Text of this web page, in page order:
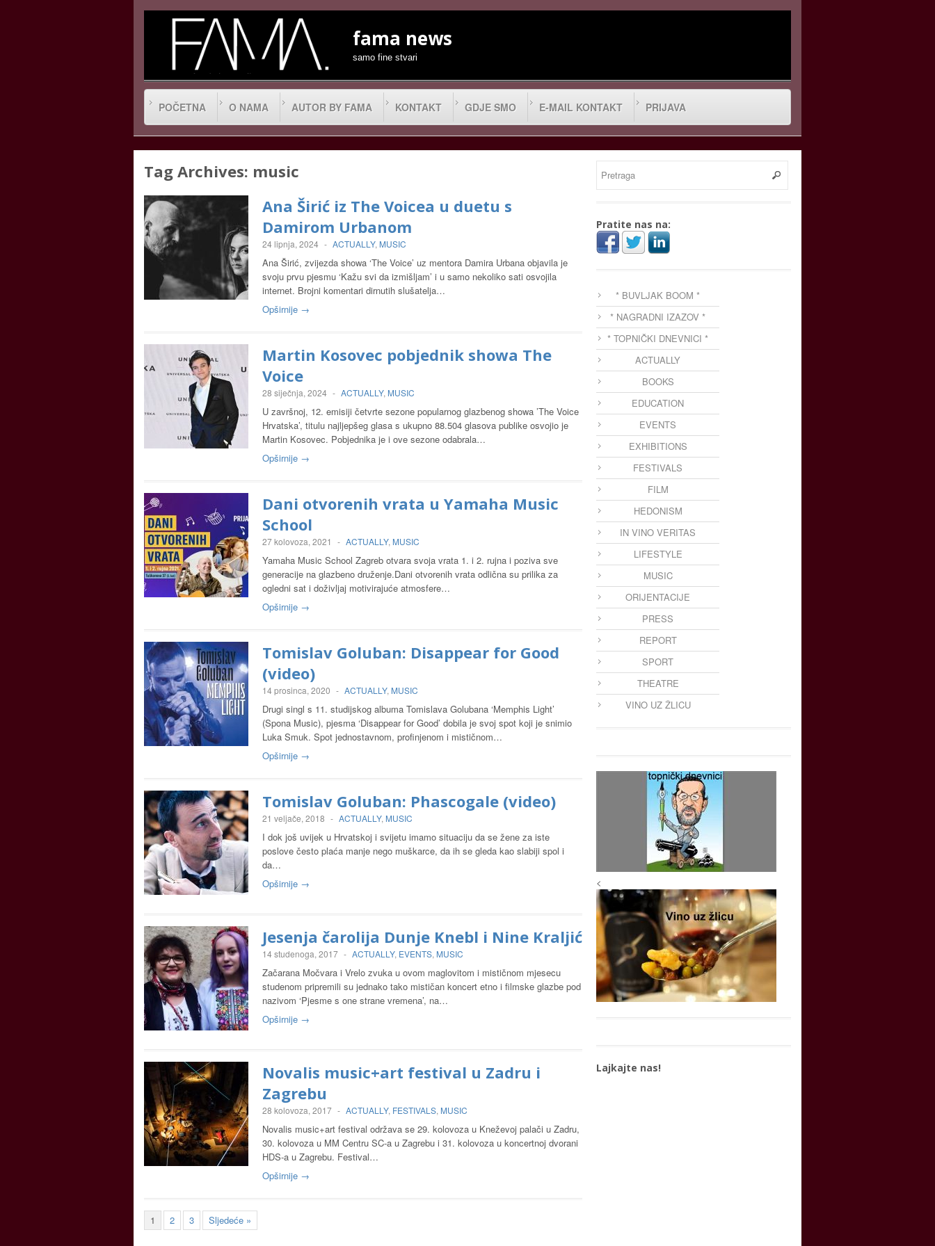
fama news
samo fine stvari
POČETNA O NAMA AUTOR BY FAMA KONTAKT GDJE SMO E-MAIL KONTAKT PRIJAVA
Tag Archives: music
Ana Širić iz The Voicea u duetu s
Damirom Urbanom
24 lipnja, 2024 - ACTUALLY, MUSIC
Ana Širić, zvijezda showa ‘The Voice’ uz mentora Damira Urbana objavila je
svoju prvu pjesmu ‘Kažu svi da izmišljam’ i u samo nekoliko sati osvojila
internet. Brojni komentari dirnutih slušatelja…
Opširnije →
Martin Kosovec pobjednik showa The
Voice
28 siječnja, 2024 - ACTUALLY, MUSIC
U završnoj, 12. emisiji četvrte sezone popularnog glazbenog showa ’The Voice
Hrvatska’, titulu najljepšeg glasa s ukupno 88.504 glasova publike osvojio je
Martin Kosovec. Pobjednika je i ove sezone odabrala…
Opširnije →
Dani otvorenih vrata u Yamaha Music
School
27 kolovoza, 2021 - ACTUALLY, MUSIC
Yamaha Music School Zagreb otvara svoja vrata 1. i 2. rujna i poziva sve
generacije na glazbeno druženje.Dani otvorenih vrata odlična su prilika za
ogledni sat i doživljaj motivirajuće atmosfere…
Opširnije →
Tomislav Goluban: Disappear for Good
(video)
14 prosinca, 2020 - ACTUALLY, MUSIC
Drugi singl s 11. studijskog albuma Tomislava Golubana ‘Memphis Light’
(Spona Music), pjesma ‘Disappear for Good’ dobila je svoj spot koji je snimio
Luka Smuk. Spot jednostavnom, profinjenom i mističnom…
Opširnije →
Tomislav Goluban: Phascogale (video)
21 veljače, 2018 - ACTUALLY, MUSIC
I dok još uvijek u Hrvatskoj i svijetu imamo situaciju da se žene za iste
poslove često plaća manje nego muškarce, da ih se gleda kao slabiji spol i
da…
Opširnije →
Jesenja čarolija Dunje Knebl i Nine Kraljić
14 studenoga, 2017 - ACTUALLY, EVENTS, MUSIC
Začarana Močvara i Vrelo zvuka u ovom maglovitom i mističnom mjesecu
studenom pripremili su jednako tako mističan koncert etno i filmske glazbe pod
nazivom ‘Pjesme s one strane vremena’, na…
Opširnije →
Novalis music+art festival u Zadru i
Zagrebu
28 kolovoza, 2017 - ACTUALLY, FESTIVALS, MUSIC
Novalis music+art festival održava se 29. kolovoza u Kneževoj palači u Zadru,
30. kolovoza u MM Centru SC-a u Zagrebu i 31. kolovoza u koncertnoj dvorani
HDS-a u Zagrebu. Festival…
Opširnije →
1 2 3 Sljedeće »
Pratite nas na:
* BUVLJAK BOOM *
* NAGRADNI IZAZOV *
* TOPNIČKI DNEVNICI *
ACTUALLY
BOOKS
EDUCATION
EVENTS
EXHIBITIONS
FESTIVALS
FILM
HEDONISM
IN VINO VERITAS
LIFESTYLE
MUSIC
ORIJENTACIJE
PRESS
REPORT
SPORT
THEATRE
VINO UZ ŽLICU
<
Lajkajte nas!